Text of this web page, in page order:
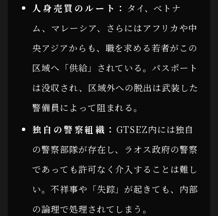
人身売買のルート： タイ、ベトナ
ム、マレーシア、さらにはアフリカや中
央アジアからも、職を求める若者がこの
区域へ「供給」されている。パスポート
は没収され、区域外への脱出は武装した
警備員によって阻まれる。
独自の警察組織： GTSEZ内には独自
の警察部隊が存在し、ラオス政府の警察
であっても許可なく介入することは難し
い。不祥事や「失踪」が起きても、内部
の論理で処理されてしまう。